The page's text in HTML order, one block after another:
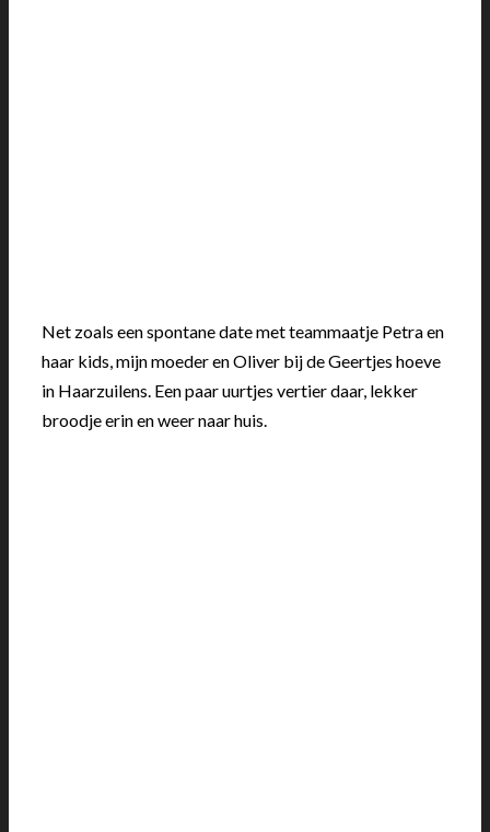
Net zoals een spontane date met teammaatje Petra en
haar kids, mijn moeder en Oliver bij de Geertjes hoeve
in Haarzuilens. Een paar uurtjes vertier daar, lekker
broodje erin en weer naar huis.